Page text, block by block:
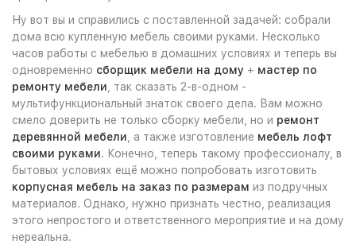
Ну вот вы и справились с поставленной задачей: собрали
дома всю купленную мебель своими руками. Несколько
часов работы с мебелью в домашних условиях и теперь вы
одновременно сборщик мебели на дому + мастер по
ремонту мебели , так сказать 2-в-одном -
мультифункциональный знаток своего дела. Вам можно
смело доверить не только сборку мебели, но и ремонт
деревянной мебели , а также изготовление мебель лофт
своими руками. Конечно, теперь такому профессионалу, в
бытовых условиях ещё можно попробовать изготовить
корпусная мебель на заказ по размерам из подручных
материалов. Однако, нужно признать честно, реализация
этого непростого и ответственного мероприятие и на дому
нереальна.